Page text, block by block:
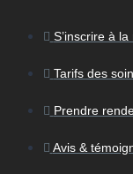
S’inscrire à
Tarifs des
Prendre
Avis &